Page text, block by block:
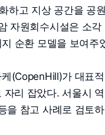
하고 지상 공간을 공
자원회수시설은 소
순환 모델을 보여주
(CopenHill)가 대표
리 잡았다. 서울시
을 참고 사례로 검토